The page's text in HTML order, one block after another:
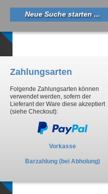
Neue Suche starten ...
Zahlungsarten
Folgende Zahlungsarten können
verwendet werden, sofern der
Lieferant der Ware diese akzeptiert
(siehe Checkout):
Vorkasse
Barzahlung (bei Abholung)